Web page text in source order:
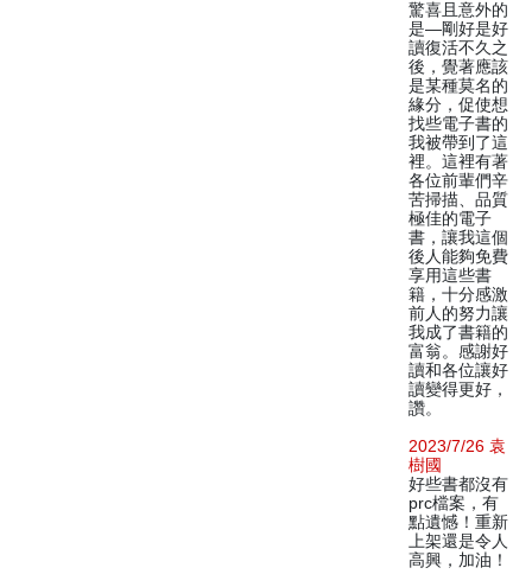
驚喜且意外的
是—剛好是好
讀復活不久之
後，覺著應該
是某種莫名的
緣分，促使想
找些電子書的
我被帶到了這
裡。這裡有著
各位前輩們辛
苦掃描、品質
極佳的電子
書，讓我這個
後人能夠免費
享用這些書
籍，十分感激
前人的努力讓
我成了書籍的
富翁。感謝好
讀和各位讓好
讀變得更好，
讚。
2023/7/26 袁
樹國
好些書都沒有
prc檔案，有
點遺憾！重新
上架還是令人
高興，加油！